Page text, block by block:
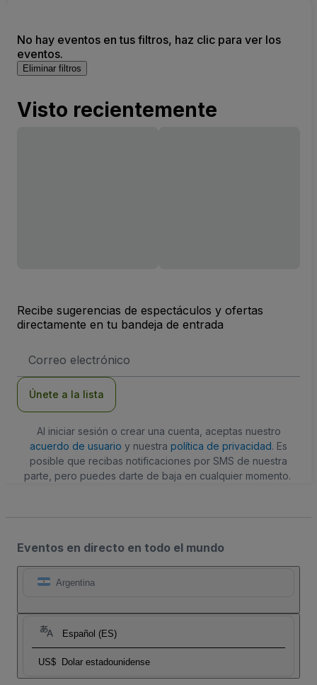
No hay eventos en tus filtros, haz clic para ver los
eventos.
Eliminar filtros
Visto recientemente
Recibe sugerencias de espectáculos y ofertas
directamente en tu bandeja de entrada
de
Únete a la lista
Al iniciar sesión o crear una cuenta, aceptas nuestro
acuerdo de usuario y nuestra política de privacidad. Es
posible que recibas notificaciones por SMS de nuestra
parte, pero puedes darte de baja en cualquier momento.
Eventos en directo en todo el mundo
Argentina
Español (ES)
US$ Dolar estadounidense